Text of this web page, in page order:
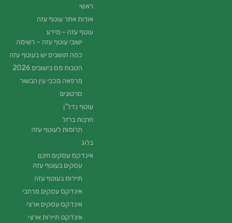
ראשי
אודות אתר עוטף עזה
עוטף עזה – מידע
ישובי עוטף עזה – רשימה
כמה תושבים יש בעוטף עזה
הטבות מס בישובים 2026
מרפאה מכבי עין הבשור
סרטונים
עוטף נדל”ן
חרבות ברזל
תרומות לעוטף עזה
בלוג
אינדקס עסקים חינם
עסקים בעוטף עזה
תיירות בעוטף עזה
אינדקס עסקים מרחבי
אינדקס עסקים ארצי
אינדקס תיירות ארצי